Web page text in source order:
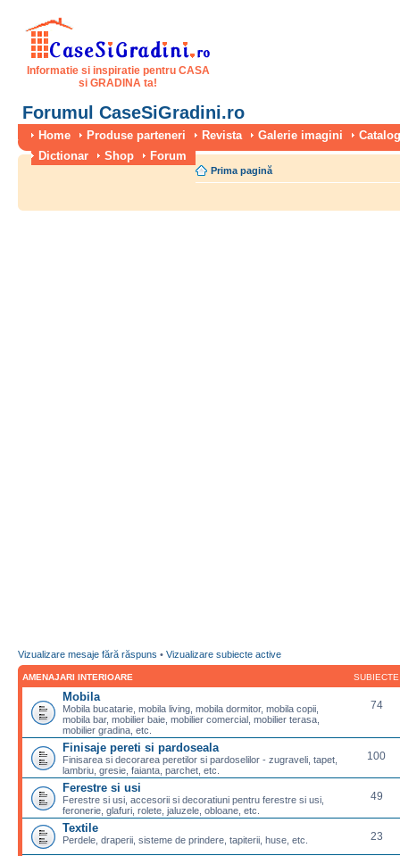
Informatie si inspiratie pentru CASA
si GRADINA ta!
Forumul CaseSiGradini.ro
Home Produse parteneri Revista Galerie imagini
Dictionar
Shop Forum
Prima pagină
Vizualizare mesaje fără răspuns • Vizualizare subiecte active
AMENAJARI INTERIOARE SUBIECTE
Mobila
Mobila bucatarie, mobila living, mobila dormitor, mobila copii,
mobila bar, mobilier baie, mobilier comercial, mobilier terasa,
mobilier gradina, etc.
74
Finisaje pereti si pardoseala
Finisarea si decorarea peretilor si pardoselilor - zugraveli, tapet,
lambriu, gresie, faianta, parchet, etc.
100
Ferestre si usi
Ferestre si usi, accesorii si decoratiuni pentru ferestre si usi,
feronerie, glafuri, rolete, jaluzele, obloane, etc.
49
Textile
Perdele, draperii, sisteme de prindere, tapiterii, huse, etc. 23